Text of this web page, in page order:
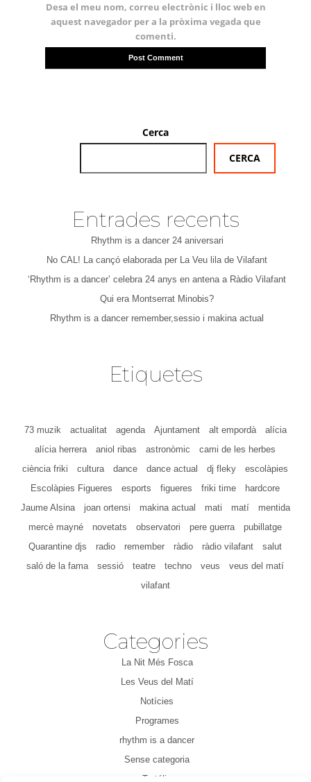
Desa el meu nom, correu electrònic i lloc web en
aquest navegador per a la pròxima vegada que
comenti.
Cerca
CERCA
Entrades recents
Rhythm is a dancer 24 aniversari
No CAL! La cançó elaborada per La Veu lila de Vilafant
‘Rhythm is a dancer’ celebra 24 anys en antena a Ràdio Vilafant
Qui era Montserrat Minobis?
Rhythm is a dancer remember,sessio i makina actual
Etiquetes
73 muzik actualitat agenda Ajuntament alt empordà
alícia
alícia herrera
aniol ribas astronòmic
cami de les herbes
ciència friki
cultura dance dance actual dj fleky
escolàpies
Escolàpies Figueres
esports figueres friki time
hardcore
Jaume Alsina
joan ortensi makina actual mati matí
mentida
mercè mayné
novetats observatori pere guerra
pubillatge
Quarantine djs
radio remember ràdio ràdio vilafant
salut
saló de la fama
sessió teatre techno veus
veus del matí
vilafant
Categories
La Nit Més Fosca
Les Veus del Matí
Notícies
Programes
rhythm is a dancer
Sense categoria
Tertúlia